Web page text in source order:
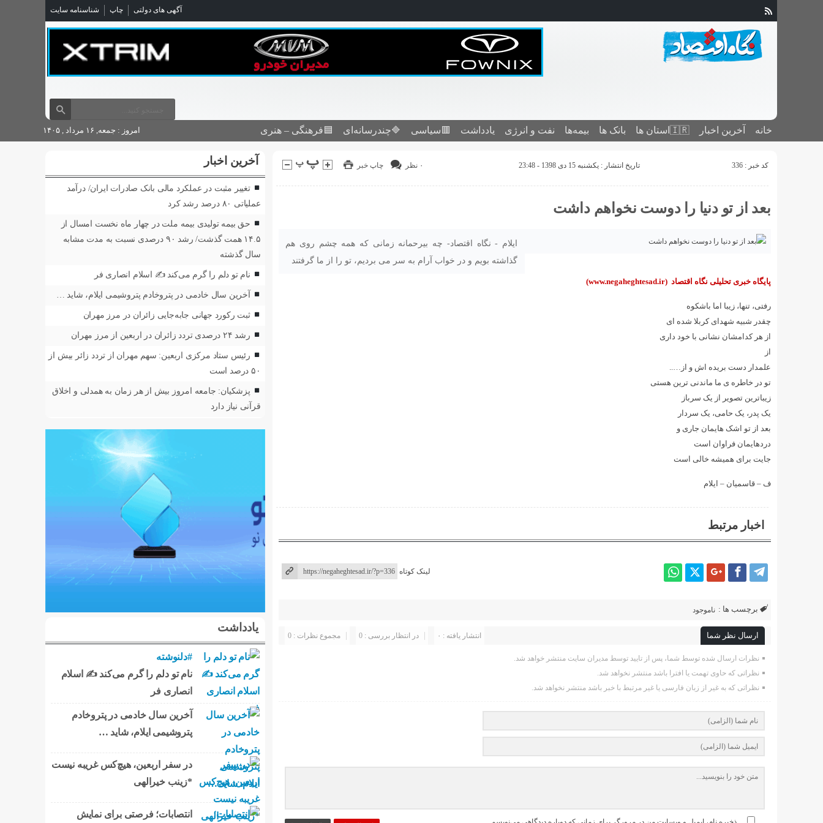
آگهی های دولتی چاپ شناسنامه سایت
خانه آخرین اخبار 🇮🇷استان ‌ها بانک ها بیمه‌ها نفت و انرژی یادداشت 🟥سیاسی 🔷چندرسانه‌ای 🟦فرهنگی – هنری امروز : جمعه, ۱۶ مرداد , ۱۴۰۵
کد خبر : 336 تاریخ انتشار : یکشنبه 15 دی 1398 - 23:48 چاپ خبر ۰ نظر
بعد از تو دنیا را دوست نخواهم داشت
ایلام - نگاه اقتصاد- چه بیرحمانه زمانی که همه چشم روی هم
گذاشته بویم و در خواب آرام به سر می بردیم، تو را از ما گرفتند
پایگاه خبری تحلیلی نگاه اقتصاد (www.negaheghtesad.ir)
رفتی، تنها، زیبا اما باشکوه
چقدر شبیه شهدای کربلا شده ای
از هر کدامشان نشانی با خود داری
از
علمدار دست بریده اش و از…..
تو در خاطره ی ما ماندنی ترین هستی
زیباترین تصویر از یک سرباز
یک پدر، یک حامی، یک سردار
بعد از تو اشک هایمان جاری و
دردهایمان فراوان است
جایت برای همیشه خالی است
ف – قاسمیان – ایلام
اخبار مرتبط
لینک کوتاه
برچسب ها : ناموجود
ارسال نظر شما مجموع نظرات : 0 در انتظار بررسی : 0 انتشار یافته : ۰
نظرات ارسال شده توسط شما، پس از تایید توسط مدیران سایت منتشر خواهد شد.
نظراتی که حاوی تهمت یا افترا باشد منتشر نخواهد شد.
نظراتی که به غیر از زبان فارسی یا غیر مرتبط با خبر باشد منتشر نخواهد شد.
آخرین اخبار
تغییر مثبت در عملکرد مالی بانک صادرات ایران/ درآمد
عملیاتی ۸۰ درصد رشد کرد
حق بیمه تولیدی بیمه ملت در چهار ماه نخست امسال از
۱۴.۵ همت گذشت/ رشد ۹۰ درصدی نسبت به مدت مشابه
سال گذشته
نام تو دلم را گرم می‌کند ✍️ اسلام انصاری فر
آخرین سال خادمی در پتروخادم پتروشیمی ایلام، شاید …
ثبت رکورد جهانی جابه‌جایی زائران در مرز مهران
رشد ۲۴ درصدی تردد زائران در اربعین از مرز مهران
رئیس ستاد مرکزی اربعین: سهم مهران از تردد زائر بیش از
۵۰ درصد است
پزشکیان: جامعه امروز بیش از هر زمان به همدلی و اخلاق
قرآنی نیاز دارد
یادداشت
#دلنوشته
نام تو دلم را گرم می‌کند ✍️ اسلام
انصاری فر
آخرین سال خادمی در پتروخادم
پتروشیمی ایلام، شاید …
در سفر اربعین، هیچ‌کس غریبه نیست
*زینب خیرالهی
انتصابات؛ فرصتی برای نمایش